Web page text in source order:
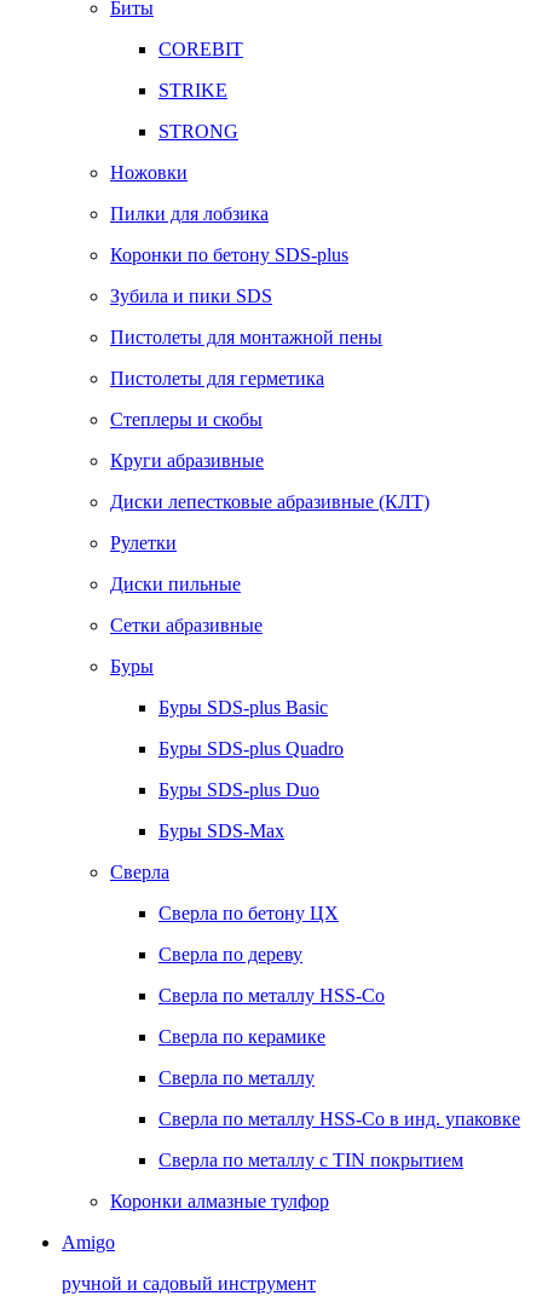
Биты
COREBIT
STRIKE
STRONG
Ножовки
Пилки для лобзика
Коронки по бетону SDS-plus
Зубила и пики SDS
Пистолеты для монтажной пены
Пистолеты для герметика
Степлеры и скобы
Круги абразивные
Диски лепестковые абразивные (КЛТ)
Рулетки
Диски пильные
Сетки абразивные
Буры
Буры SDS-plus Basic
Буры SDS-plus Quadro
Буры SDS-plus Duo
Буры SDS-Max
Сверла
Сверла по бетону ЦХ
Сверла по дереву
Сверла по металлу HSS-Co
Сверла по керамике
Сверла по металлу
Сверла по металлу HSS-Co в инд. упаковке
Сверла по металлу с TIN покрытием
Коронки алмазные тулфор
Amigo
ручной и садовый инструмент